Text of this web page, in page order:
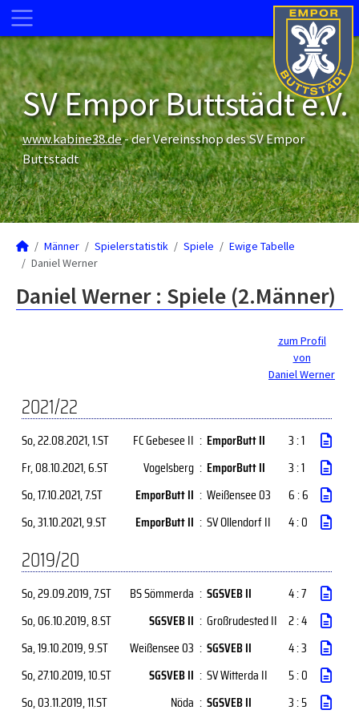
SV Empor Buttstädt e.V.
www.kabine38.de- der Vereinsshop des SV Empor
Buttstädt
Männer Spielerstatistik Spiele
Ewige Tabelle
Daniel Werner
Daniel Werner : Spiele (2.Männer)
zum Profil
von
Daniel Werner
2021/22
So, 22.08.2021, 1.ST FC Gebesee II : EmporButt II
3 : 1
Fr, 08.10.2021, 6.ST Vogelsberg : EmporButt II
3 : 1
So, 17.10.2021, 7.ST EmporButt II : Weißensee 03
6 : 6
So, 31.10.2021, 9.ST EmporButt II : SV Ollendorf II 4 : 0
2019/20
So, 29.09.2019, 7.ST BS Sömmerda : SGSVEB II
4 : 7
So, 06.10.2019, 8.ST SGSVEB II : Großrudested II 2 : 4
Sa, 19.10.2019, 9.ST Weißensee 03 : SGSVEB II
4 : 3
So, 27.10.2019, 10.ST SGSVEB II : SV Witterda II
5 : 0
So, 03.11.2019, 11.ST Nöda : SGSVEB II 3 : 5